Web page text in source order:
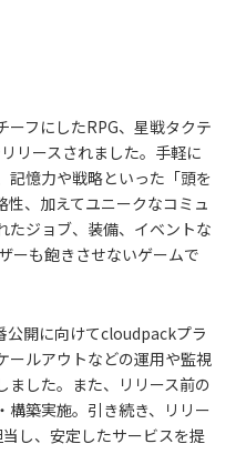
ーフにしたRPG、星戦タクテ
リースされました。手軽に
記憶力や戦略といった「頭を
、加えてユニークなコミュ
ジョブ、装備、イベントな
ーも飽きさせないゲームで
開に向けてcloudpackプラ
ールアウトなどの運用や監視
ました。また、リリース前の
構築実施。引き続き、リリー
し、安定したサービスを提